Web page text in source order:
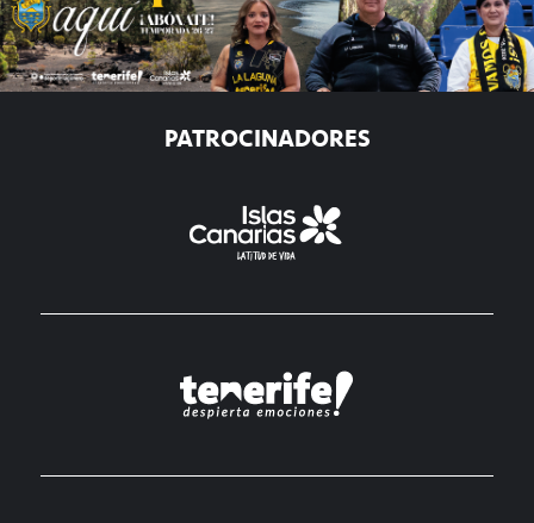
PATROCINADORES